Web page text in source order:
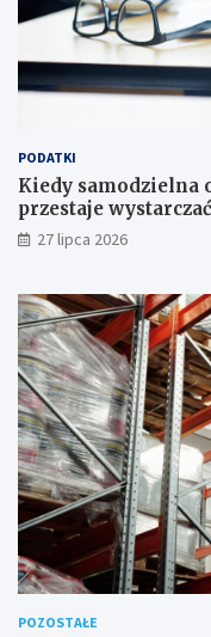
PODATKI
Kiedy samodzielna
przestaje
której nie zastąpi
27 lipca 2026
POZOSTAŁE